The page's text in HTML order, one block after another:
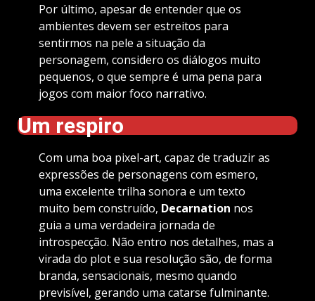
Por último, apesar de entender que os
ambientes devem ser estreitos para
sentirmos na pele a situação da
personagem, considero os diálogos muito
pequenos, o que sempre é uma pena para
jogos com maior foco narrativo.
Um respiro
Com uma boa pixel-art, capaz de traduzir as
expressões de personagens com esmero,
uma excelente trilha sonora e um texto
muito bem construído, Decarnation nos
guia a uma verdadeira jornada de
introspecção. Não entro nos detalhes, mas a
virada do plot e sua resolução são, de forma
branda, sensacionais, mesmo quando
previsível, gerando uma catarse fulminante.